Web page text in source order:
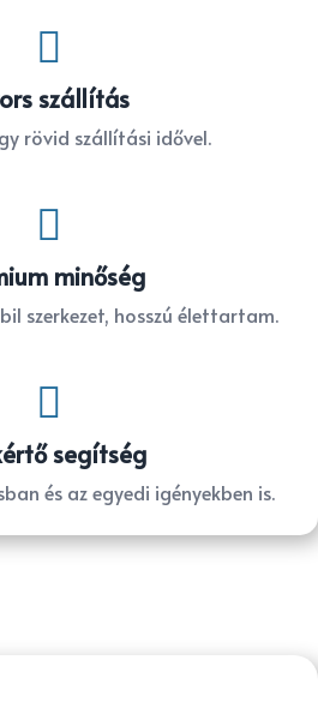

szállítás
rövid szállítási idővel.

minőség
szerkezet, hosszú élettartam.

segítség
és az egyedi igényekben is.